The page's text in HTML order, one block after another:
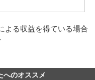
よる収益を得ている場合
へのオススメ